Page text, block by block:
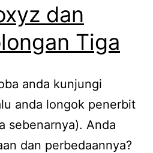
dan
Tiga
anda kunjungi
anda longok penerbit
sebenarnya). Anda
dan perbedaannya?